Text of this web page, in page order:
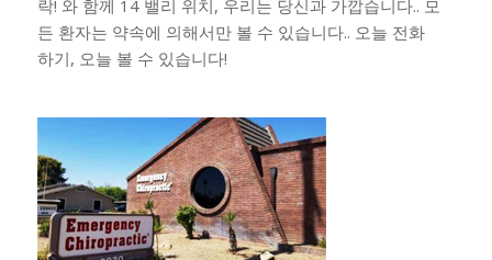
락! 와 함께 14 밸리 위치, 우리는 당신과 가깝습니다.. 모
든 환자는 약속에 의해서만 볼 수 있습니다.. 오늘 전화
하기, 오늘 볼 수 있습니다!